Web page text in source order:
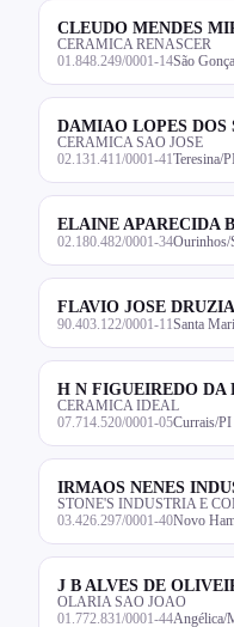
CLEUDO MENDES
CERAMICA RENASCER
01.848.249/0001-14São
DAMIAO LOPES DOS
CERAMICA SAO JOSE
02.131.411/0001-41 Teresina/
ELAINE APARECIDA
02.180.482/0001-34Ourinhos/
FLAVIO JOSE
90.403.122/0001-11 Santa
H N FIGUEIREDO DA
CERAMICA IDEAL
07.714.520/0001-05Currais/PI
IRMAOS NENES
STONE'S INDUSTRIA E
03.426.297/0001-40Novo
J B ALVES DE
OLARIA SAO JOAO
01.772.831/0001-44Angélica/